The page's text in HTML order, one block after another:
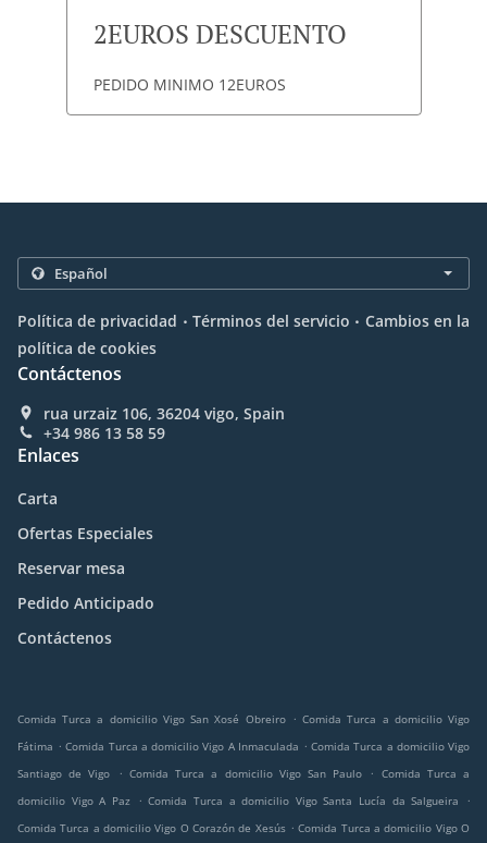
2EUROS DESCUENTO
PEDIDO MINIMO 12EUROS
Política de privacidad . Términos del servicio . Cambios en la
política de cookies
Contáctenos
rua urzaiz 106, 36204 vigo, Spain
+34 986 13 58 59
Enlaces
Carta
Ofertas Especiales
Reservar mesa
Pedido Anticipado
Contáctenos
Comida Turca a domicilio Vigo San Xosé Obreiro . Comida Turca a domicilio Vigo
Fátima . Comida Turca a domicilio Vigo A Inmaculada . Comida Turca a domicilio Vigo
Santiago de Vigo
. Comida Turca a domicilio Vigo San Paulo . Comida Turca a
domicilio Vigo A Paz
. Comida Turca a domicilio Vigo Santa Lucía da Salgueira
.
Comida Turca a domicilio Vigo O Corazón de Xesús . Comida Turca a domicilio Vigo O